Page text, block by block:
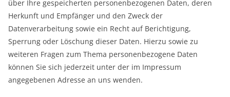
über Ihre gespeicherten personenbezogenen Daten, deren
Herkunft und Empfänger und den Zweck der
Datenverarbeitung sowie ein Recht auf Berichtigung,
Sperrung oder Löschung dieser Daten. Hierzu sowie zu
weiteren Fragen zum Thema personenbezogene Daten
können Sie sich jederzeit unter der im Impressum
angegebenen Adresse an uns wenden.